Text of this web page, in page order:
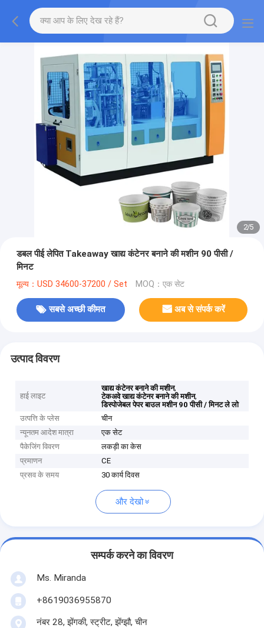
2/5
डबल पीई लेपित Takeaway खाद्य कंटेनर बनाने की मशीन 90 पीसी /
मिनट
मूल्य：USD 34600-37200 / Set MOQ：एक सेट
सबसे अच्छी कीमत अब से संपर्क करें
उत्पाद विवरण
हाई लाइट
खाद्य कंटेनर बनाने की मशीन,
टेकअवे खाद्य कंटेनर बनाने की मशीन,
डिस्पोजेबल पेपर बाउल मशीन 90 पीसी / मिनट ले लो
उत्पत्ति के प्लेस
चीन
न्यूनतम आदेश मात्रा
एक सेट
पैकेजिंग विवरण
लकड़ी का केस
प्रमाणन
CE
प्रसव के समय
30 कार्य दिवस
और देखो
सम्पर्क करने का विवरण
Ms. Miranda
+8619036955870
नंबर 28, झेंगकी, स्ट्रीट, झेंग्झौ, चीन